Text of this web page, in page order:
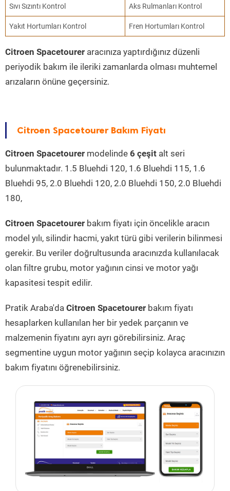
Sıvı Sızıntı Kontrol Aks Rulmanları Kontrol
Yakıt Hortumları Kontrol Fren Hortumları Kontrol
Citroen Spacetourer aracınıza yaptırdığınız düzenli
periyodik bakım ile ileriki zamanlarda olması muhtemel
arızaların önüne geçersiniz.
Citroen Spacetourer Bakım Fiyatı
Citroen Spacetourer modelinde 6 çeşit alt seri
bulunmaktadır. 1.5 Bluehdi 120, 1.6 Bluehdi 115, 1.6
Bluehdi 95, 2.0 Bluehdi 120, 2.0 Bluehdi 150, 2.0 Bluehdi
180,
Citroen Spacetourer bakım fiyatı için öncelikle aracın
model yılı, silindir hacmi, yakıt türü gibi verilerin bilinmesi
gerekir. Bu veriler doğrultusunda aracınızda kullanılacak
olan filtre grubu, motor yağının cinsi ve motor yağı
kapasitesi tespit edilir.
Pratik Araba'da Citroen Spacetourer bakım fiyatı
hesaplarken kullanılan her bir yedek parçanın ve
malzemenin fiyatını ayrı ayrı görebilirsiniz. Araç
segmentine uygun motor yağının seçip kolayca aracınızın
bakım fiyatını öğrenebilirsiniz.